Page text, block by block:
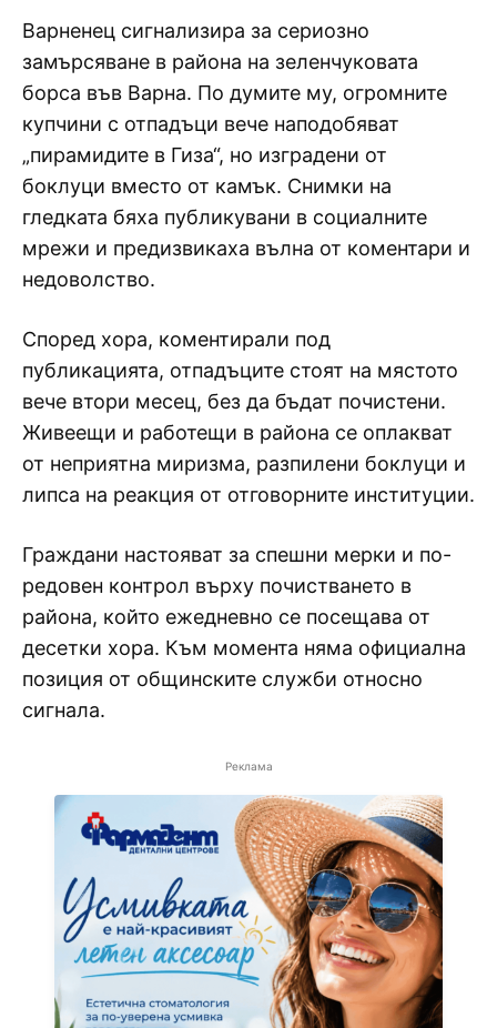
Варненец сигнализира за сериозно
замърсяване в района на зеленчуковата
борса във Варна. По думите му, огромните
купчини с отпадъци вече наподобяват
„пирамидите в Гиза“, но изградени от
боклуци вместо от камък. Снимки на
гледката бяха публикувани в социалните
мрежи и предизвикаха вълна от коментари и
недоволство.
Според хора, коментирали под
публикацията, отпадъците стоят на мястото
вече втори месец, без да бъдат почистени.
Живеещи и работещи в района се оплакват
от неприятна миризма, разпилени боклуци и
липса на реакция от отговорните институции.
Граждани настояват за спешни мерки и по-
редовен контрол върху почистването в
района, който ежедневно се посещава от
десетки хора. Към момента няма официална
позиция от общинските служби относно
сигнала.
Реклама